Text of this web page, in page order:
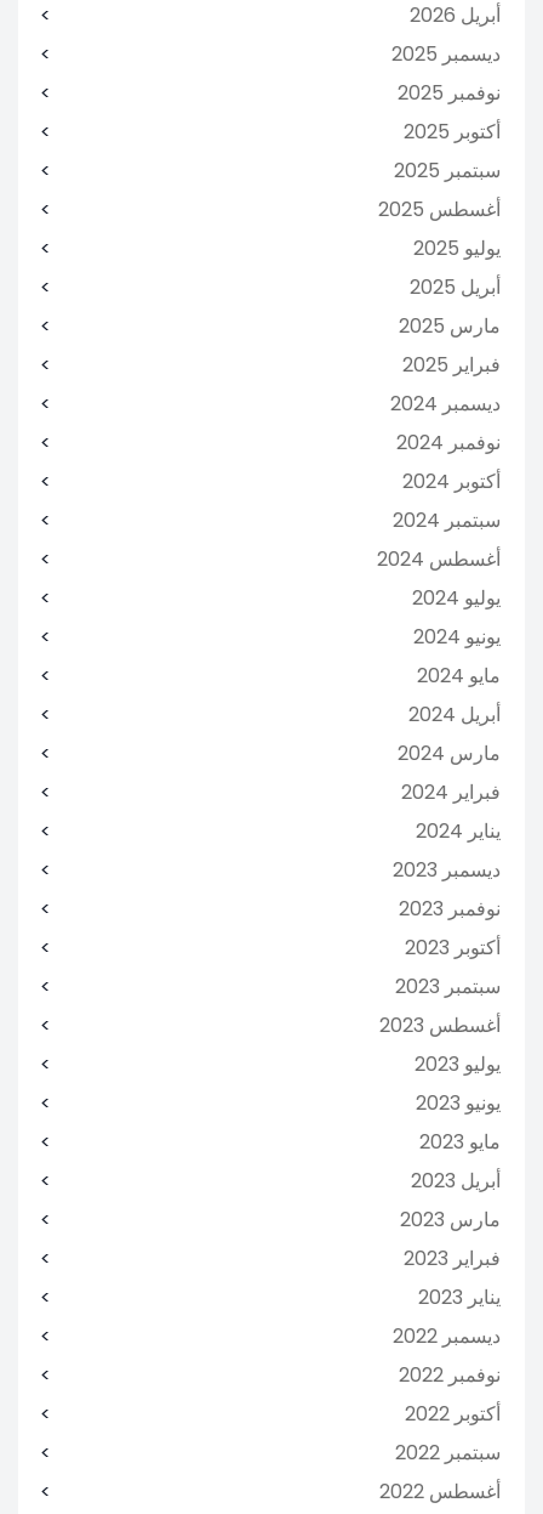
أبريل 2026
ديسمبر 2025
نوفمبر 2025
أكتوبر 2025
سبتمبر 2025
أغسطس 2025
يوليو 2025
أبريل 2025
مارس 2025
فبراير 2025
ديسمبر 2024
نوفمبر 2024
أكتوبر 2024
سبتمبر 2024
أغسطس 2024
يوليو 2024
يونيو 2024
مايو 2024
أبريل 2024
مارس 2024
فبراير 2024
يناير 2024
ديسمبر 2023
نوفمبر 2023
أكتوبر 2023
سبتمبر 2023
أغسطس 2023
يوليو 2023
يونيو 2023
مايو 2023
أبريل 2023
مارس 2023
فبراير 2023
يناير 2023
ديسمبر 2022
نوفمبر 2022
أكتوبر 2022
سبتمبر 2022
أغسطس 2022